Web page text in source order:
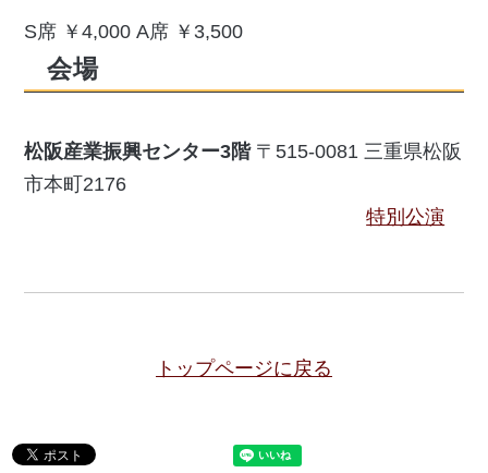
S席 ￥4,000 A席 ￥3,500
会場
松阪産業振興センター3階〒515-0081 三重県松阪
市本町2176
特別公演
トップページに戻る